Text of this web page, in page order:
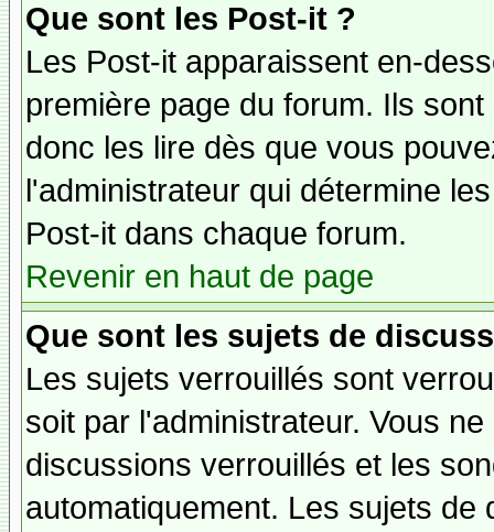
Que sont les Post-it ?
Les Post-it apparaissent en-
première page du forum. Ils
donc les lire dès que vous
l'administrateur qui détermine
Post-it dans chaque forum.
Revenir en haut de page
Que sont les sujets de
Les sujets verrouillés sont
soit par l'administrateur. Vous
discussions verrouillés et les
automatiquement. Les sujets